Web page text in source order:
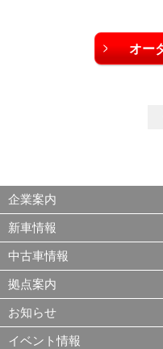
企業案内
新車情報
中古車情報
拠点案内
お知らせ
イベント情報